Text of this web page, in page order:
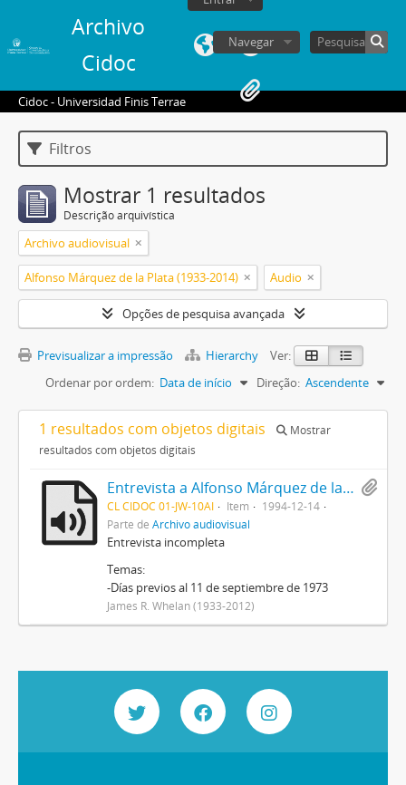
Archivo
Cidoc
Navegar
Cidoc - Universidad Finis Terrae
Filtros
Mostrar 1 resultados
Descrição arquivística
Archivo audiovisual
Alfonso Márquez de la Plata (1933-2014) Audio
Opções de pesquisa avançada
Previsualizar a impressão Hierarchy
Ver:
Ordenar por ordem: Data de início Direção: Ascendente
1 resultados com objetos digitais
Mostrar
resultados com objetos digitais
Entrevista a Alfonso Márquez de la Plata
CL CIDOC 01-JW-10AI Item
1994-12-14
Parte de Archivo audiovisual
Entrevista incompleta
Temas:
-Días previos al 11 de septiembre de 1973
James R. Whelan (1933-2012)